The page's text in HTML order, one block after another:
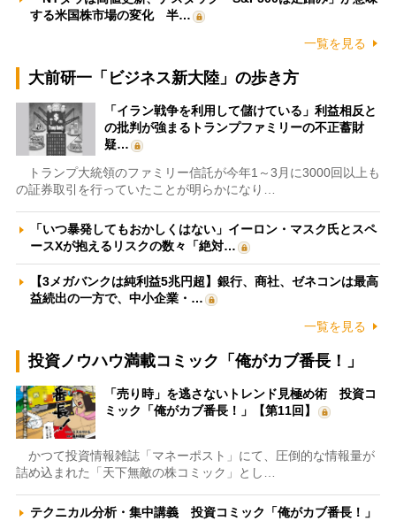
する米国株市場の変化 半…
一覧を見る
大前研一「ビジネス新大陸」の歩き方
「イラン戦争を利用して儲けている」利益相反と
の批判が強まるトランプファミリーの不正蓄財
疑…
トランプ大統領のファミリー信託が今年1～3月に3000回以上も
の証券取引を行っていたことが明らかになり…
「いつ暴発してもおかしくはない」イーロン・マスク氏とスペ
ースXが抱えるリスクの数々「絶対…
【3メガバンクは純利益5兆円超】銀行、商社、ゼネコンは最高
益続出の一方で、中小企業・…
一覧を見る
投資ノウハウ満載コミック「俺がカブ番長！」
「売り時」を逃さないトレンド見極め術 投資コ
ミック「俺がカブ番長！」【第11回】
かつて投資情報雑誌「マネーポスト」にて、圧倒的な情報量が
詰め込まれた「天下無敵の株コミック」とし…
テクニカル分析・集中講義 投資コミック「俺がカブ番長！」